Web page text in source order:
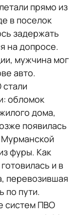
прямо из
в поселок
задержать
на допросе.
мужчина мог
авто.
обломок
дома,
появилась
фуры. Как
и в
перевозившая
по пути.
систем ПВО